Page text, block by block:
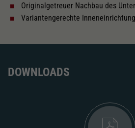
Schliessen
Originalgetreuer Nachbau des
Variantengerechte Inneneinrichtung
DOWNLOADS